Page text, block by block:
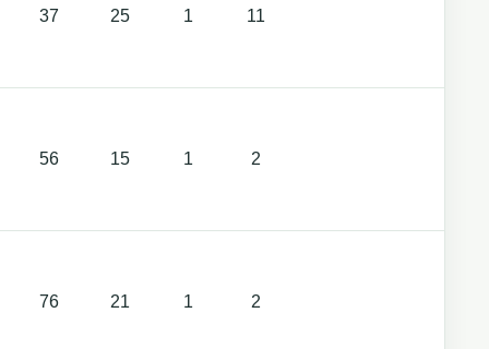
37 25 1 11
56 15 1 2
76 21 1 2